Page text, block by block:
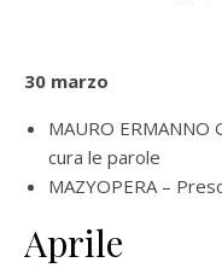
30 marzo
MAURO ERMANNO
cura le parole
MAZYOPERA –
Aprile